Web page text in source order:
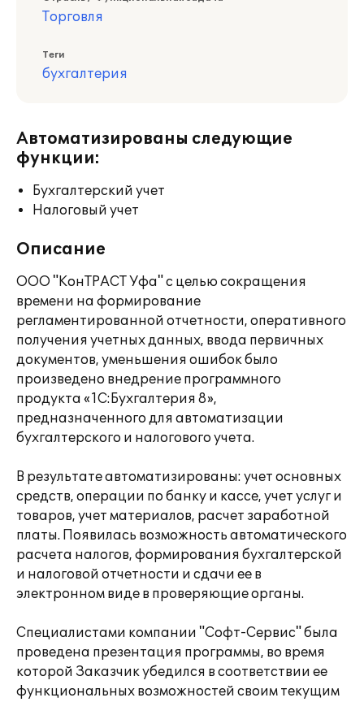
Торговля
Теги
бухгалтерия
Автоматизированы следующие
функции:
Бухгалтерский учет
Налоговый учет
Описание
ООО "КонТРАСТ Уфа" с целью сокращения
времени на формирование
регламентированной отчетности, оперативного
получения учетных данных, ввода первичных
документов, уменьшения ошибок было
произведено внедрение программного
продукта «1С:Бухгалтерия 8»,
предназначенного для автоматизации
бухгалтерского и налогового учета.
В результате автоматизированы: учет основных
средств, операции по банку и кассе, учет услуг и
товаров, учет материалов, расчет заработной
платы. Появилась возможность автоматического
расчета налогов, формирования бухгалтерской
и налоговой отчетности и сдачи ее в
электронном виде в проверяющие органы.
Специалистами компании "Софт-Сервис" была
проведена презентация программы, во время
которой Заказчик убедился в соответствии ее
функциональных возможностей своим текущим